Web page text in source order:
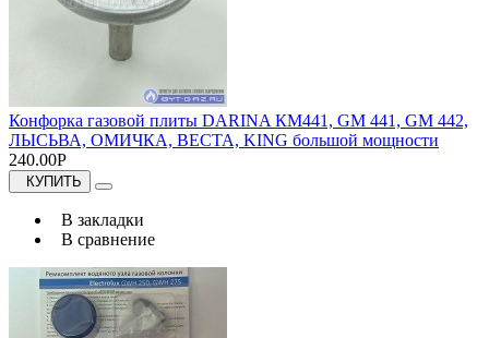
Конфорка газовой плиты DARINA КМ441, GM 441, GM 442,
ЛЫСЬВА, ОМИЧКА, ВЕСТА, KING большой мощности
240.00Р
КУПИТЬ
В закладки
В сравнение